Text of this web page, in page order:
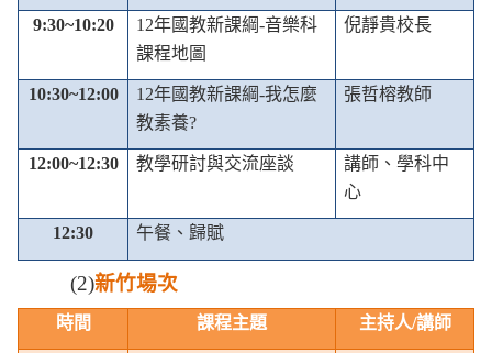
9:30~10:20 12年國教新課綱-音樂科
課程地圖
倪靜貴校長
10:30~12:00 12年國教新課綱-我怎麼
教素養?
張哲榕教師
12:00~12:30 教學研討與交流座談
講師、學科中
心
12:30 午餐、歸賦
(2)新竹場次
時間 課程主題 主持人/講師